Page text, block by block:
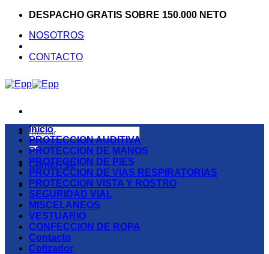
Saltar
contenido
DESPACHO GRATIS SOBRE 150.000 NETO
NOSOTROS
CONTACTO
Buscar
por:
Carrito /$0
Inicio
PROTECCION AUDITIVA
PROTECCION DE MANOS
PROTECCION DE PIES
PROTECCION DE VIAS RESPIRATORIAS
PROTECCION VISTA Y ROSTRO
SEGURIDAD VIAL
MISCELANEOS
VESTUARIO
CONFECCION DE ROPA
Contacto
Cotizador